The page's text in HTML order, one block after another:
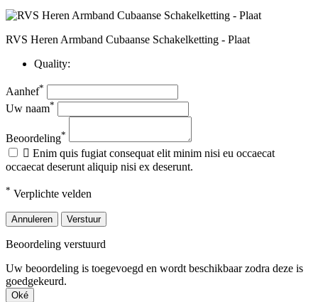
RVS Heren Armband Cubaanse Schakelketting - Plaat
Quality:
Aanhef*
Uw naam*
Beoordeling*
 Enim quis fugiat consequat elit minim nisi eu occaecat
occaecat deserunt aliquip nisi ex deserunt.
* Verplichte velden
Annuleren Verstuur
Beoordeling verstuurd
Uw beoordeling is toegevoegd en wordt beschikbaar zodra deze is
goedgekeurd.
Oké